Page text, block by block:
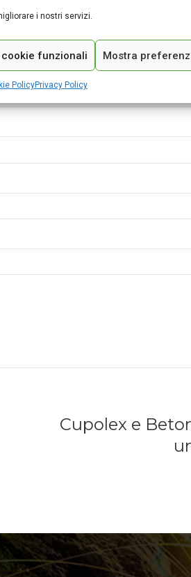
i nostri servizi.
cookie funzionali Mostra
PolicyPrivacy Policy
Cupolex e